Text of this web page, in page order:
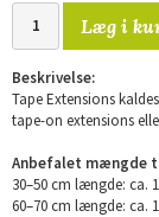
Læg i
Beskrivelse:
Tape Extensions
tape-on extensions
Anbefalet mængde
30–50 cm længde: ca.
60–70 cm længde: ca.